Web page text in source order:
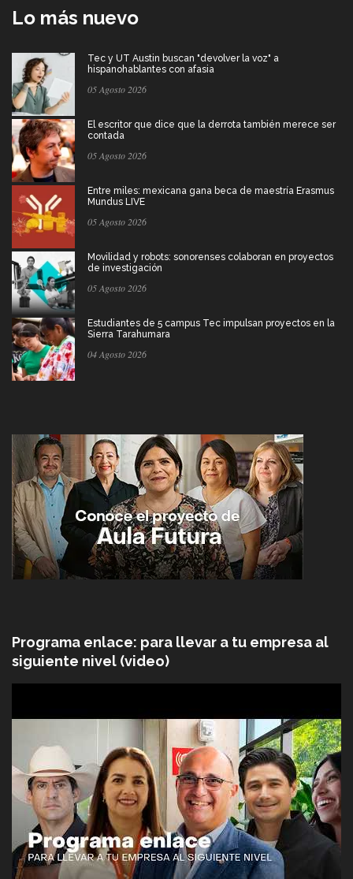
Lo más nuevo
Tec y UT Austin buscan "devolver la voz" a
hispanohablantes con afasia
05 Agosto 2026
El escritor que dice que la derrota también merece ser
contada
05 Agosto 2026
Entre miles: mexicana gana beca de maestría Erasmus
Mundus LIVE
05 Agosto 2026
Movilidad y robots: sonorenses colaboran en proyectos
de investigación
05 Agosto 2026
Estudiantes de 5 campus Tec impulsan proyectos en la
Sierra Tarahumara
04 Agosto 2026
Programa enlace: para llevar a tu empresa al
siguiente nivel (video)